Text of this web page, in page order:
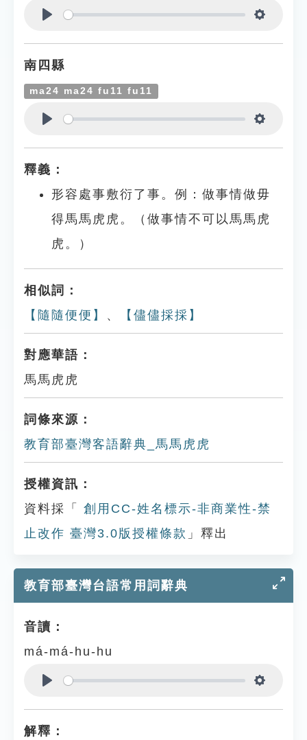
南四縣
ma24 ma24 fu11 fu11
釋義：
形容處事敷衍了事。例：做事情做毋
得馬馬虎虎。（做事情不可以馬馬虎
虎。）
相似詞：
【隨隨便便】 、 【儘儘採採】
對應華語：
馬馬虎虎
詞條來源：
教育部臺灣客語辭典_馬馬虎虎
授權資訊：
資料採「
創用CC-姓名標示-非商業性-禁
止改作 臺灣3.0版授權條款 」釋出
教育部臺灣台語常用詞辭典
音讀：
má-má-hu-hu
解釋：